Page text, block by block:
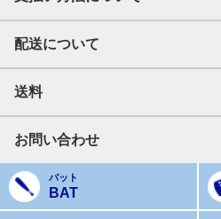
配送について
送料
お問い合わせ
バット
BAT